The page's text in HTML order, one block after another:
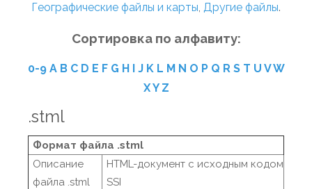
Географические файлы и карты, Другие файлы.
Сортировка по алфавиту:
0-9 A B C D E F G H I J K L M N O P Q R S T U VW
XY Z
.stml
Формат файла .stml
Описание
файла .stml
HTML-документ с исходным кодом
SSI